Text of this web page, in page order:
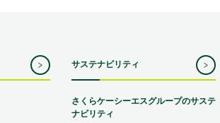
サステナビリティ
さくらケーシーエスグループのサステ
ナビリティ